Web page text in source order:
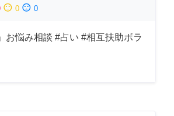
sentiment_neutral 0 sentiment_dissatisfied 0
お悩み相談 #占い #相互扶助ボラ